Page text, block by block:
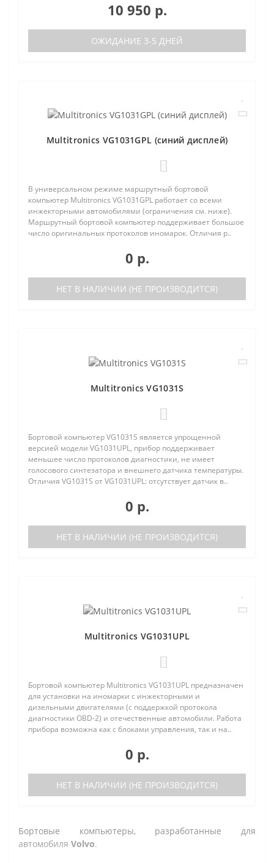
10 950 р.
ОЖИДАНИЕ 3-5 ДНЕЙ
Multitronics VG1031GPL (синий дисплей)
В универсальном режиме маршрутный бортовой
компьютер Multitronics VG1031GPL работает со всеми
инжекторными автомобилями (ограничения см. ниже).
Маршрутный бортовой компьютер поддерживает большое
число оригинальных протоколов иномарок. Отличия р..
0 р.
НЕТ В НАЛИЧИИ (НЕ ПРОИЗВОДИТСЯ)
Multitronics VG1031S
Бортовой компьютер VG1031S является упрощенной
версией модели VG1031UPL, прибор поддерживает
меньшее число протоколов диагностики, не имеет
голосового синтезатора и внешнего датчика температуры.
Отличия VG1031S от VG1031UPL: отсутствует датчик в..
0 р.
НЕТ В НАЛИЧИИ (НЕ ПРОИЗВОДИТСЯ)
Multitronics VG1031UPL
Бортовой компьютер Multitronics VG1031UPL предназначен
для установки на иномарки с инжекторными и
дизельными двигателями (с поддержкой протокола
диагностики OBD-2) и отечественные автомобили. Работа
прибора возможна как с блоками управления, так и на..
0 р.
НЕТ В НАЛИЧИИ (НЕ ПРОИЗВОДИТСЯ)
Бортовые компьютеры, разработанные для
автомобиля Volvo.